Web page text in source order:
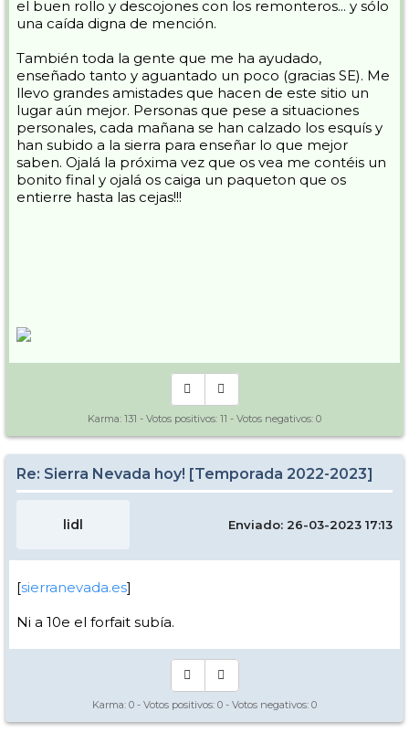
el buen rollo y descojones con los remonteros... y sólo
una caída digna de mención.
También toda la gente que me ha ayudado,
enseñado tanto y aguantado un poco (gracias SE). Me
llevo grandes amistades que hacen de este sitio un
lugar aún mejor. Personas que pese a situaciones
personales, cada mañana se han calzado los esquís y
han subido a la sierra para enseñar lo que mejor
saben. Ojalá la próxima vez que os vea me contéis un
bonito final y ojalá os caiga un paqueton que os
entierre hasta las cejas!!!
Karma: 131 - Votos positivos: 11 - Votos negativos: 0
Re: Sierra Nevada hoy! [Temporada 2022-2023]
lidl Enviado: 26-03-2023 17:13
[sierranevada.es]
Ni a 10e el forfait subía.
Karma: 0 - Votos positivos: 0 - Votos negativos: 0